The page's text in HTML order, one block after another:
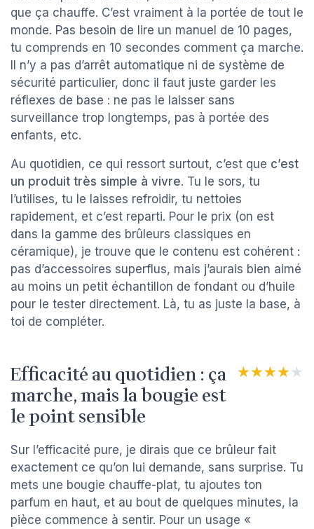
que ça chauffe. C’est vraiment à la portée de tout le
monde. Pas besoin de lire un manuel de 10 pages,
tu comprends en 10 secondes comment ça marche.
Il n’y a pas d’arrêt automatique ni de système de
sécurité particulier, donc il faut juste garder les
réflexes de base : ne pas le laisser sans
surveillance trop longtemps, pas à portée des
enfants, etc.
Au quotidien, ce qui ressort surtout, c’est que c’est
un produit très simple à vivre. Tu le sors, tu
l’utilises, tu le laisses refroidir, tu nettoies
rapidement, et c’est reparti. Pour le prix (on est
dans la gamme des brûleurs classiques en
céramique), je trouve que le contenu est cohérent :
pas d’accessoires superflus, mais j’aurais bien aimé
au moins un petit échantillon de fondant ou d’huile
pour le tester directement. Là, tu as juste la base, à
toi de compléter.
Efficacité au quotidien : ça
marche, mais la bougie est
le point sensible
★★★★★
★★★★★
Sur l’efficacité pure, je dirais que ce brûleur fait
exactement ce qu’on lui demande, sans surprise. Tu
mets une bougie chauffe-plat, tu ajoutes ton
parfum en haut, et au bout de quelques minutes, la
pièce commence à sentir. Pour un usage «